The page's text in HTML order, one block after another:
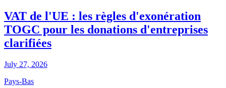
VAT de l'UE : les règles d'exonération
TOGC pour les donations d'entreprises
clarifiées
July 27, 2026
Pays-Bas